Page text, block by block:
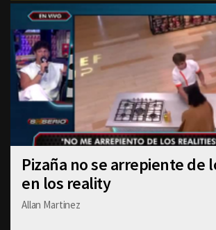
Pizaña no se arrepiente de
en los reality
Allan Martinez